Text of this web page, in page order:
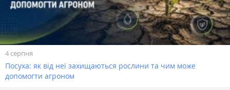
4 серпня
Посуха: як від неї захищаються рослини та чим може
допомогти агроном